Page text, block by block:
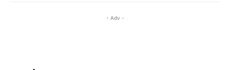
- Adv -